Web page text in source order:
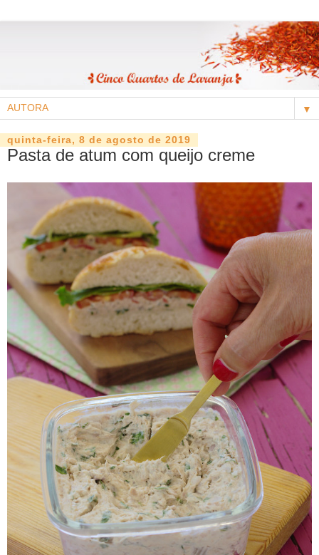
▼
quinta-feira, 8 de agosto de 2019
Pasta de atum com queijo creme